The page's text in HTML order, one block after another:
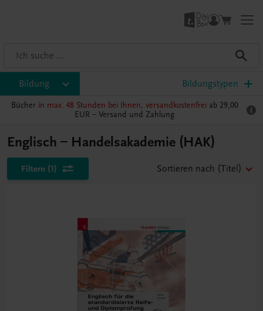
Bildung Bildungstypen
Bücher in max. 48 Stunden bei Ihnen, versandkostenfrei ab 29,00
EUR – Versand und Zahlung
Englisch – Handelsakademie (HAK)
Filtern (1) Sortieren nach (Titel)